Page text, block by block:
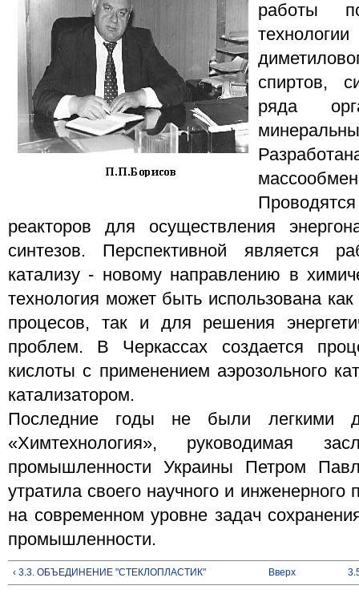
работы
спиртов,
ряда
реакторов для осуществления
синтезов. Перспективной является
катализу - новому направлению в
технология может быть использована
процесов, так и для решения
проблем. В Черкассах создается
кислоты с применением аэрозольного
катализатором.
Последние годы не были легкими
«Химтехнология», руководимая
промышленности Украины Петром
утратила своего научного и
на современном уровне задач
промышленности.
‹ 3.3. ОБЪЕДИНЕНИЕ "СТЕКЛОПЛАСТИК" Вверх